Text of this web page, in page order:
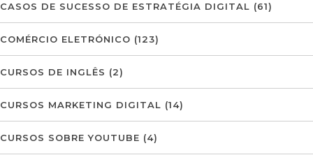
CASOS DE SUCESSO DE ESTRATÉGIA DIGITAL (61)
COMÉRCIO ELETRÓNICO (123)
CURSOS DE INGLÊS (2)
CURSOS MARKETING DIGITAL (14)
CURSOS SOBRE YOUTUBE (4)